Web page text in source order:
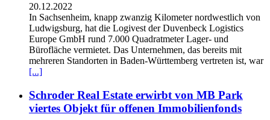
20.12.2022
In Sachsenheim, knapp zwanzig Kilometer nordwestlich von
Ludwigsburg, hat die Logivest der Duvenbeck Logistics
Europe GmbH rund 7.000 Quadratmeter Lager- und
Bürofläche vermietet. Das Unternehmen, das bereits mit
mehreren Standorten in Baden-Württemberg vertreten ist, war
[...]
Schroder Real Estate erwirbt von MB Park
viertes Objekt für offenen Immobilienfonds